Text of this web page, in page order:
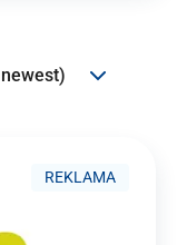
REKLAMA